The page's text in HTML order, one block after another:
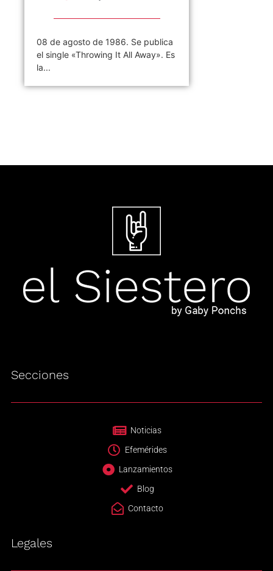
08 de agosto de 1986. Se publica
el single «Throwing It All Away». Es
la...
Secciones
Noticias
Efemérides
Lanzamientos
Blog
Contacto
Legales